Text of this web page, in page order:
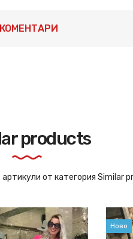
КОМЕНТАРИ
products
от категория Similar
Ново